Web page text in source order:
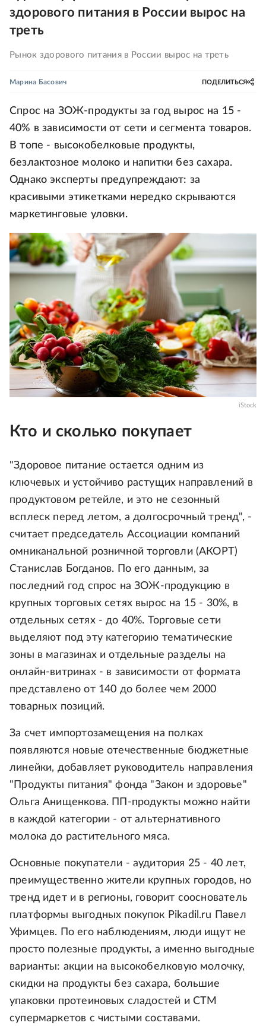
здорового питания в России вырос на
треть
Рынок здорового питания в России вырос на треть
Марина Басович ПОДЕЛИТЬСЯ
Спрос на ЗОЖ-продукты за год вырос на 15 -
40% в зависимости от сети и сегмента товаров.
В топе - высокобелковые продукты,
безлактозное молоко и напитки без сахара.
Однако эксперты предупреждают: за
красивыми этикетками нередко скрываются
маркетинговые уловки.
iStock
Кто и сколько покупает
"Здоровое питание остается одним из
ключевых и устойчиво растущих направлений в
продуктовом ретейле, и это не сезонный
всплеск перед летом, а долгосрочный тренд", -
считает председатель Ассоциации компаний
омниканальной розничной торговли (АКОРТ)
Станислав Богданов. По его данным, за
последний год спрос на ЗОЖ-продукцию в
крупных торговых сетях вырос на 15 - 30%, в
отдельных сетях - до 40%. Торговые сети
выделяют под эту категорию тематические
зоны в магазинах и отдельные разделы на
онлайн-витринах - в зависимости от формата
представлено от 140 до более чем 2000
товарных позиций.
За счет импортозамещения на полках
появляются новые отечественные бюджетные
линейки, добавляет руководитель направления
"Продукты питания" фонда "Закон и здоровье"
Ольга Анищенкова. ПП-продукты можно найти
в каждой категории - от альтернативного
молока до растительного мяса.
Основные покупатели - аудитория 25 - 40 лет,
преимущественно жители крупных городов, но
тренд идет и в регионы, говорит сооснователь
платформы выгодных покупок Pikadil.ru Павел
Уфимцев. По его наблюдениям, люди ищут не
просто полезные продукты, а именно выгодные
варианты: акции на высокобелковую молочку,
скидки на продукты без сахара, большие
упаковки протеиновых сладостей и СТМ
супермаркетов с чистыми составами.